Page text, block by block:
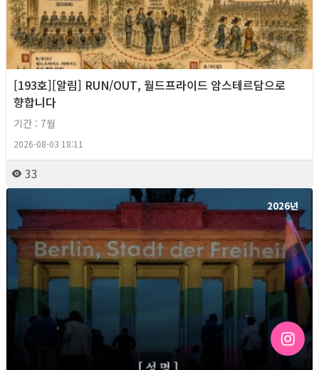
[193호][알림] RUN/OUT, 월드프라이드 암스테르담으로
향합니다
기간 : 7월
2026-08-03 18:11
33
2026년